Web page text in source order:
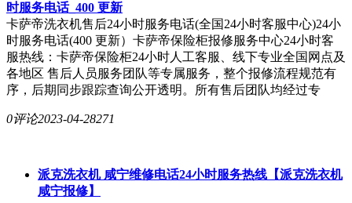
时服务电话_400 更新
卡萨帝洗衣机售后24小时服务电话(全国24小时客服中心)24小
时服务电话(400 更新）卡萨帝保险柜报修服务中心24小时客
服热线：卡萨帝保险柜24小时人工客服、线下专业全国网点及
各地区 售后人员服务团队等专属服务，整个报修流程规范有
序，后期同步跟踪查询公开透明。所有售后团队均经过专
0评论2023-04-28271
派克洗衣机 咸宁维修电话24小时服务热线【派克洗衣机
咸宁报修】